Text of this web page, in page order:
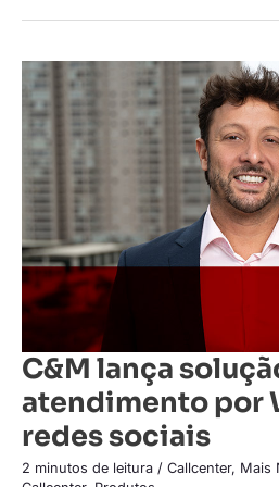
C&M lança
atendimento por
redes sociais
2 minutos de leitura / Callcenter, Mais
C&M
lança
solução
para
atendimento
por
WhatsApp
e
redes
sociais